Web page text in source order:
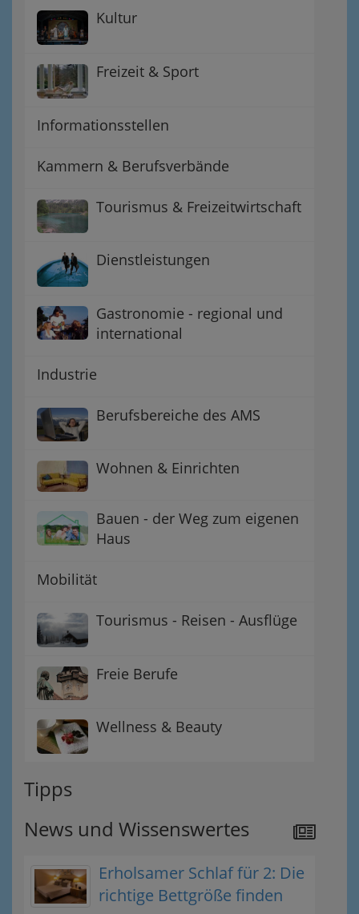
Kultur
Freizeit & Sport
Informationsstellen
Kammern & Berufsverbände
Tourismus & Freizeitwirtschaft
Dienstleistungen
Gastronomie - regional und
international
Industrie
Berufsbereiche des AMS
Wohnen & Einrichten
Bauen - der Weg zum eigenen
Haus
Mobilität
Tourismus - Reisen - Ausflüge
Freie Berufe
Wellness & Beauty
Tipps
News und Wissenswertes
Erholsamer Schlaf für 2: Die
richtige Bettgröße finden